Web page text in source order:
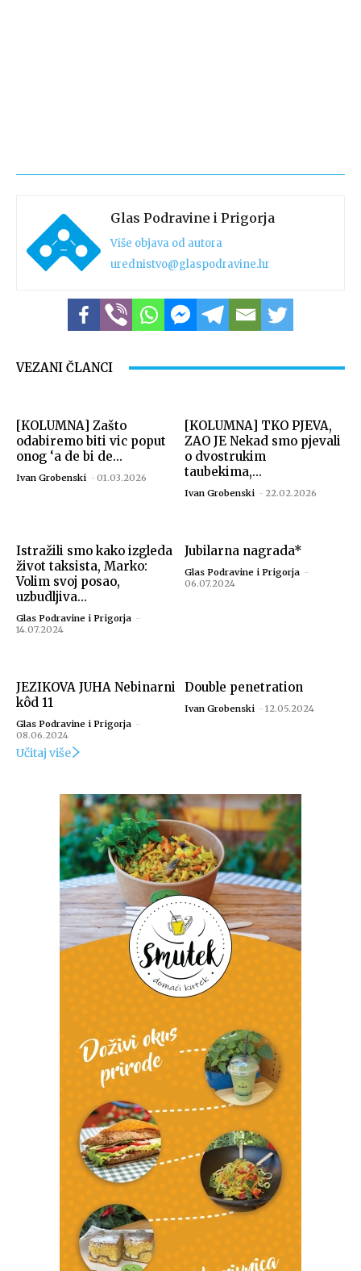
Glas Podravine i Prigorja
Više objava od autora
urednistvo@glaspodravine.hr
VEZANI ČLANCI
[KOLUMNA] Zašto
odabiremo biti vic poput
onog ‘a de bi de...
Ivan Grobenski - 01.03.2026
[KOLUMNA] TKO PJEVA,
ZAO JE Nekad smo pjevali
o dvostrukim
taubekima,...
Ivan Grobenski - 22.02.2026
Istražili smo kako izgleda
život taksista, Marko:
Volim svoj posao,
uzbudljiva...
Glas Podravine i Prigorja -
14.07.2024
Jubilarna nagrada*
Glas Podravine i Prigorja -
06.07.2024
JEZIKOVA JUHA Nebinarni
kôd 11
Glas Podravine i Prigorja -
08.06.2024
Double penetration
Ivan Grobenski - 12.05.2024
Učitaj više